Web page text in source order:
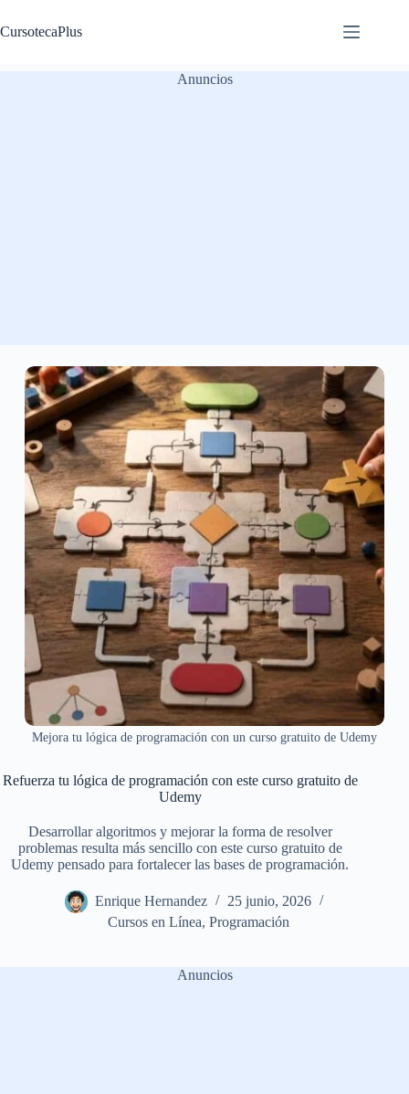
al
contenido
CursotecaPlus
Anuncios
Mejora tu lógica de programación con un curso gratuito de Udemy
Refuerza tu lógica de programación con este curso gratuito de
Udemy
Desarrollar algoritmos y mejorar la forma de resolver
problemas resulta más sencillo con este curso gratuito de
Udemy pensado para fortalecer las bases de programación.
Enrique Hernandez
25 junio, 2026
Cursos en Línea, Programación
Anuncios